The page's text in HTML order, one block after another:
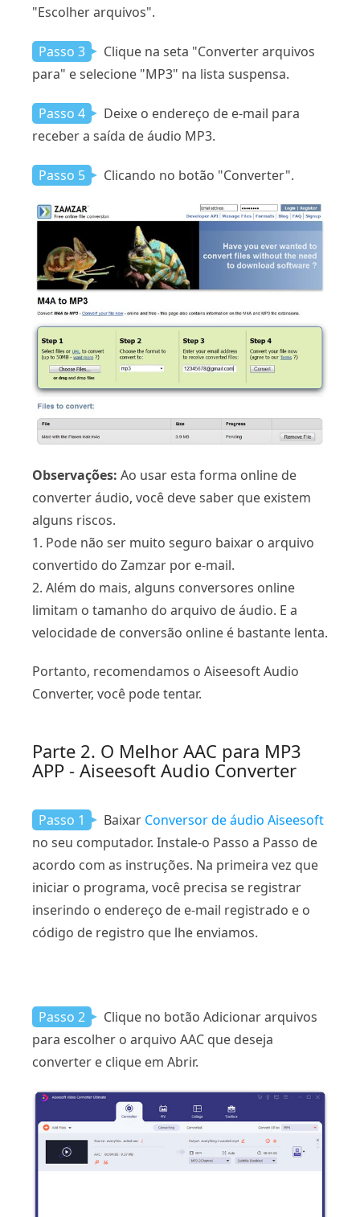
"Escolher arquivos".
Passo 3
Clique na seta "Converter arquivos
para" e selecione "MP3" na lista suspensa.
Passo 4
Deixe o endereço de e-mail para
receber a saída de áudio MP3.
Passo 5 Clicando no botão "Converter".
Observações: Ao usar esta forma online de
converter áudio, você deve saber que existem
alguns riscos.
1. Pode não ser muito seguro baixar o arquivo
convertido do Zamzar por e-mail.
2. Além do mais, alguns conversores online
limitam o tamanho do arquivo de áudio. E a
velocidade de conversão online é bastante lenta.
Portanto, recomendamos o Aiseesoft Audio
Converter, você pode tentar.
Parte 2. O Melhor AAC para MP3
APP - Aiseesoft Audio Converter
Passo 1 Baixar Conversor de áudio Aiseesoft
no seu computador. Instale-o Passo a Passo de
acordo com as instruções. Na primeira vez que
iniciar o programa, você precisa se registrar
inserindo o endereço de e-mail registrado e o
código de registro que lhe enviamos.
Passo 2
Clique no botão Adicionar arquivos
para escolher o arquivo AAC que deseja
converter e clique em Abrir.